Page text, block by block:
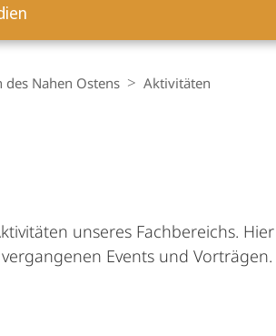
Nahen Ostens Aktivitäten
unseres Fachbereichs.
Events und Vorträgen.